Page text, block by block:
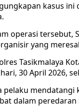
kasus ini
operasi tersebut,
yang
Tasikmalaya
30 April 2026,
pelaku mendatangi
dalam peredaran